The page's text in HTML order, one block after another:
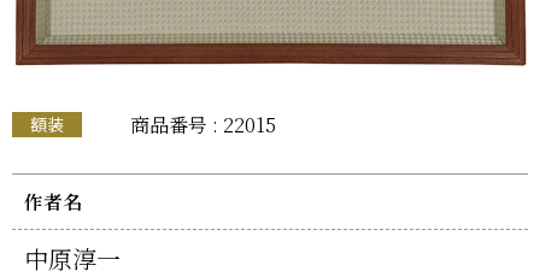
額装 商品番号 : 22015
作者名
中原淳一